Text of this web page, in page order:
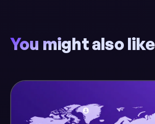
You might also like